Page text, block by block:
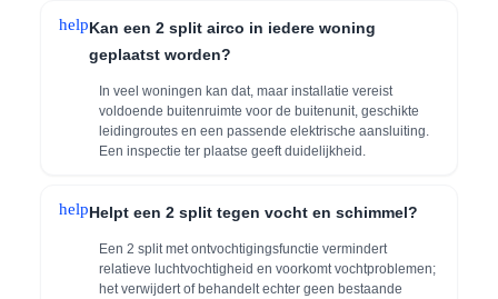
helpKan een 2 split airco in iedere woning
geplaatst worden?
In veel woningen kan dat, maar installatie vereist
voldoende buitenruimte voor de buitenunit, geschikte
leidingroutes en een passende elektrische aansluiting.
Een inspectie ter plaatse geeft duidelijkheid.
helpHelpt een 2 split tegen vocht en schimmel?
Een 2 split met ontvochtigingsfunctie vermindert
relatieve luchtvochtigheid en voorkomt vochtproblemen;
het verwijdert of behandelt echter geen bestaande